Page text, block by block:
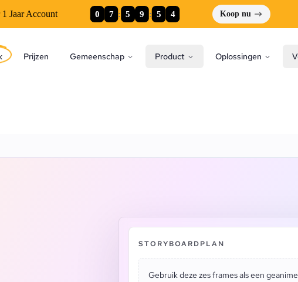
Jaar Account 0 7 : 5 9 : 5 3 Koop nu
Prijzen Gemeenschap Product Oplossingen
STORYBOARDPLAN
Gebruik deze zes frames als een